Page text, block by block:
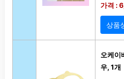
가격 :
상품
오케이
우, 1개